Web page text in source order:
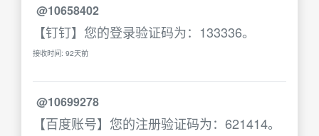
@10658402
【钉钉】您的登录验证码为：133336。
接收时间: 92天前
@10699278
【百度账号】您的注册验证码为：621414。